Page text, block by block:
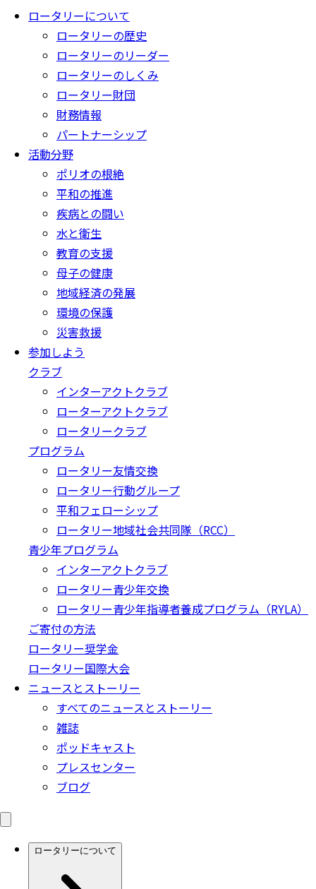
ロータリーについて
ロータリーの歴史
ロータリーのリーダー
ロータリーのしくみ
ロータリー財団
財務情報
パートナーシップ
活動分野
ポリオの根絶
平和の推進
疾病との闘い
水と衛生
教育の支援
母子の健康
地域経済の発展
環境の保護
災害救援
参加しよう
クラブ
インターアクトクラブ
ローターアクトクラブ
ロータリークラブ
プログラム
ロータリー友情交換
ロータリー行動グループ
平和フェローシップ
ロータリー地域社会共同隊（RCC）
青少年プログラム
インターアクトクラブ
ロータリー青少年交換
ロータリー青少年指導者養成プログラム（RYLA）
ご寄付の方法
ロータリー奨学金
ロータリー国際大会
ニュースとストーリー
すべてのニュースとストーリー
雑誌
ポッドキャスト
プレスセンター
ブログ
ロータリーについて